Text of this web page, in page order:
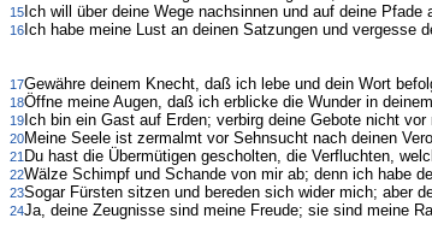
15 Ich will über deine Wege nachsinnen und auf deine Pfade
16 Ich habe meine Lust an deinen Satzungen und vergesse
17Gewähre deinem Knecht, daß ich lebe und dein Wort
18Öffne meine Augen, daß ich erblicke die Wunder in
19 Ich bin ein Gast auf Erden; verbirg deine Gebote nicht vor
20Meine Seele ist zermalmt vor Sehnsucht nach deinen
21 Du hast die Übermütigen gescholten, die Verfluchten,
22Wälze Schimpf und Schande von mir ab; denn ich habe
23Sogar Fürsten sitzen und bereden sich wider mich; aber
24Ja, deine Zeugnisse sind meine Freude; sie sind meine